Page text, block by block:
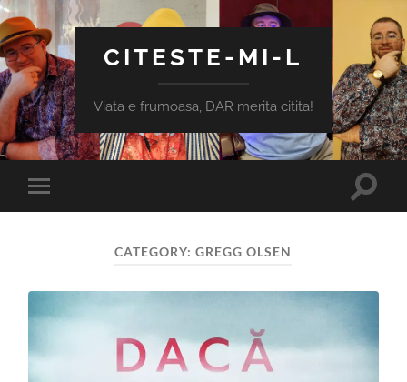
CITESTE-MI-L
Viata e frumoasa, DAR merita citita!
Toggle
mobile
Toggle
CATEGORY:GREGG OLSEN